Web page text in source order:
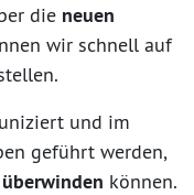
die neuen
wir schnell auf
und im
geführt werden,
überwinden können.